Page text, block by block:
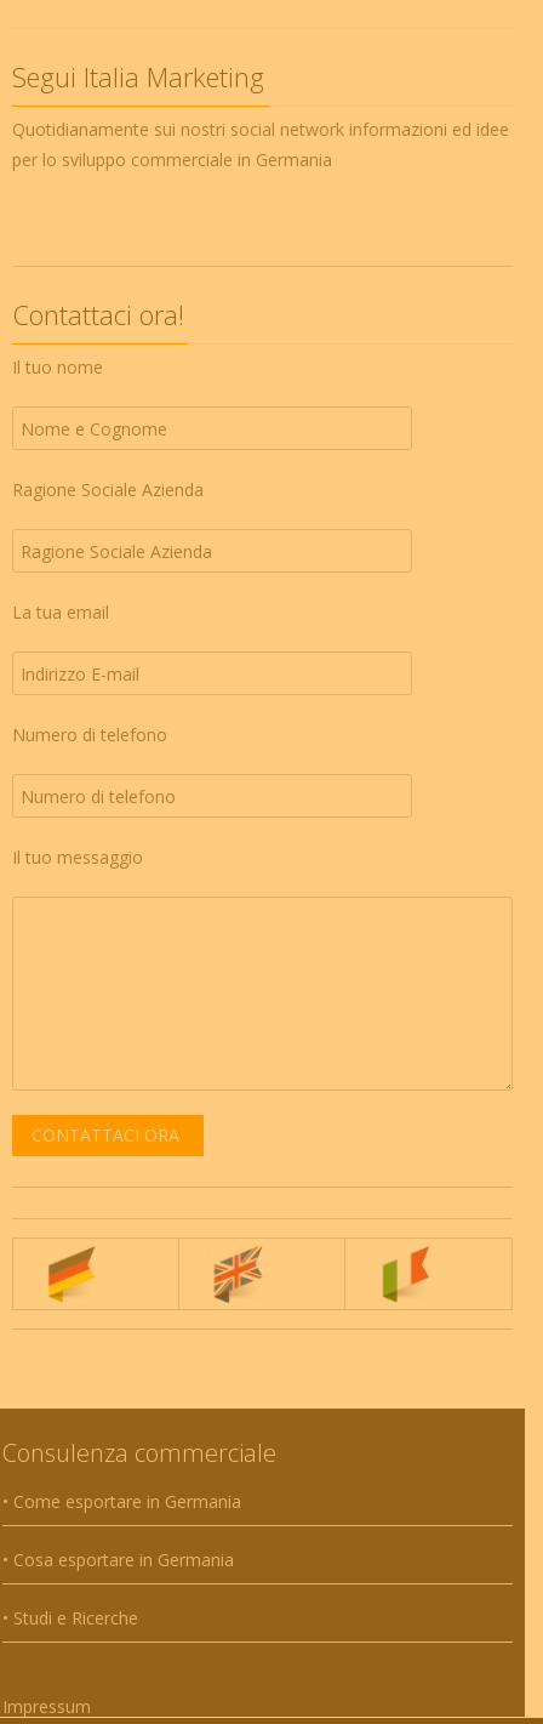
Segui Italia Marketing
Quotidianamente sui nostri social network informazioni ed idee
per lo sviluppo commerciale in Germania
Contattaci ora!
Il tuo nome
Ragione Sociale Azienda
La tua email
Numero di telefono
Il tuo messaggio
Consulenza commerciale
• Come esportare in Germania
• Cosa esportare in Germania
• Studi e Ricerche
Impressum